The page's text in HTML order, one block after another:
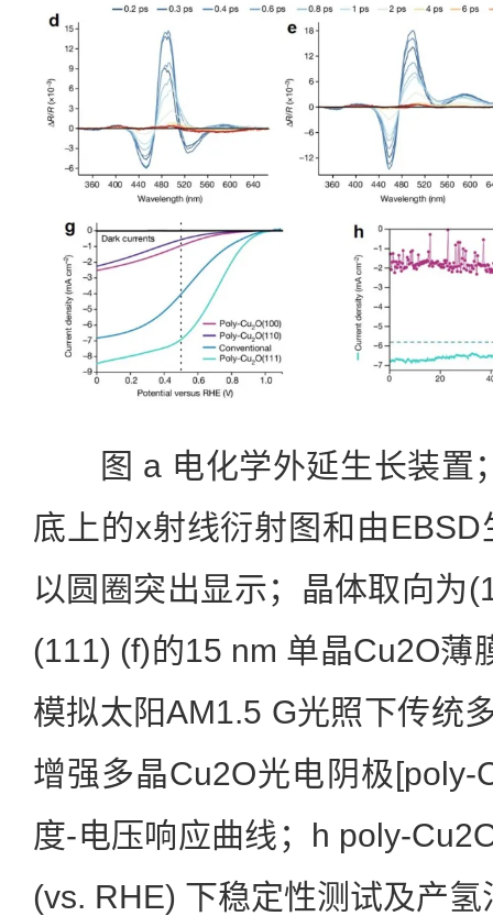
图 a 电化学外延生长装置
底上的x射线衍射图和由
以圆圈突出显示；晶体取向为
(111) (f)的15 nm 单晶Cu2O薄
模拟太阳AM1.5 G光照下传统
增强多晶Cu2O光电阴极[poly-
度-电压响应曲线；h poly-
(vs. RHE) 下稳定性测试及产